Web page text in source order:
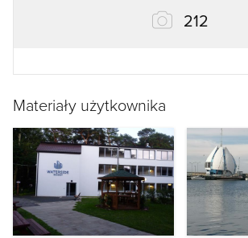
212zdjęcia
Materiały użytkownika